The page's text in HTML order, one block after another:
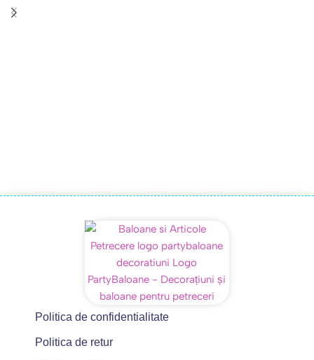
Politica de confidentialitate
Politica de retur